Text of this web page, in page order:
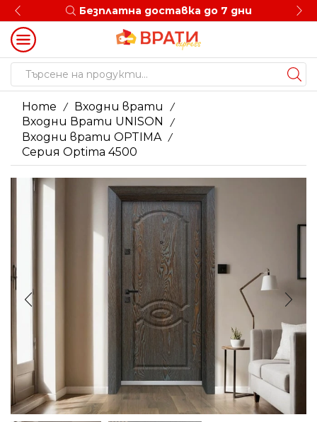
до 7 дни 5
input
Home / Входни врати /
Входни Врати UNISON /
Входни врати OPTIMA /
Серия Optima 4500